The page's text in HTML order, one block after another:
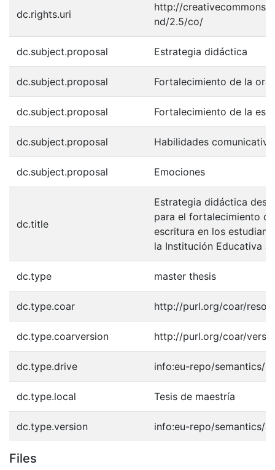
dc.rights.uri
http://
nd/2.5/co/
dc.subject.proposal Estrategia didáctica
dc.subject.proposal Fortalecimiento de la
dc.subject.proposal Fortalecimiento de la
dc.subject.proposal Habilidades
dc.subject.proposal Emociones
dc.title
Estrategia didáctica
para el fortalecimiento
escritura en los
la Institución Educativa
dc.type master thesis
dc.type.coar http://purl.org/coar/
dc.type.coarversion http://purl.org/coar/
dc.type.drive info:eu-repo/semantics/
dc.type.local Tesis de maestría
dc.type.version info:eu-repo/semantics/
Files